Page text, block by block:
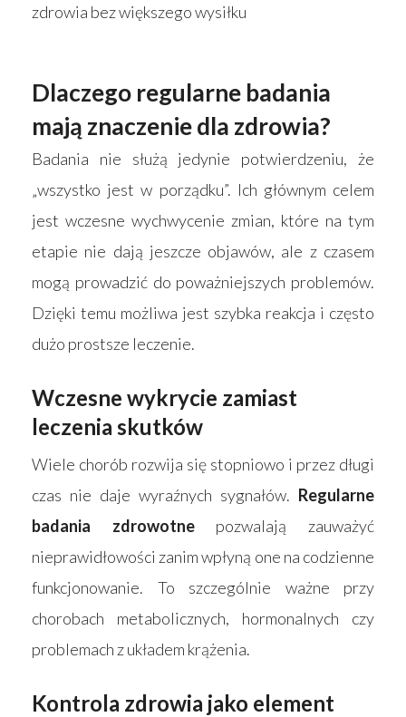
zdrowia bez większego wysiłku
Dlaczego regularne badania
mają znaczenie dla zdrowia?
Badania nie służą jedynie potwierdzeniu, że
„wszystko jest w porządku”. Ich głównym celem
jest wczesne wychwycenie zmian, które na tym
etapie nie dają jeszcze objawów, ale z czasem
mogą prowadzić do poważniejszych problemów.
Dzięki temu możliwa jest szybka reakcja i często
dużo prostsze leczenie.
Wczesne wykrycie zamiast
leczenia skutków
Wiele chorób rozwija się stopniowo i przez długi
czas nie daje wyraźnych sygnałów. Regularne
badania zdrowotne pozwalają zauważyć
nieprawidłowości zanim wpłyną one na codzienne
funkcjonowanie. To szczególnie ważne przy
chorobach metabolicznych, hormonalnych czy
problemach z układem krążenia.
Kontrola zdrowia jako element